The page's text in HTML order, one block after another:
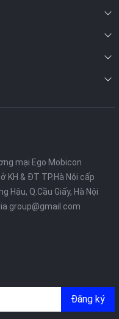
mại Ego Mobicon
KH & ĐT TP.Hà Nội cấp
Hậu, Q.Cầu Giấy, Hà Nội
Đăng ký